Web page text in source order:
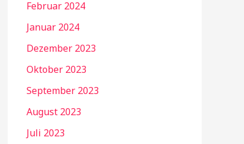
Februar 2024
Januar 2024
Dezember 2023
Oktober 2023
September 2023
August 2023
Juli 2023